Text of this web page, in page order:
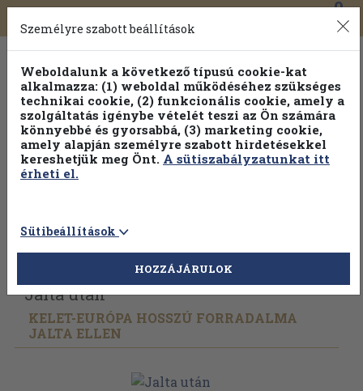
Toggle
navigation
0
Vissza az előző oldalra Válasszon példányt
Jalta után
KELET-EURÓPA HOSSZÚ FORRADALMA
JALTA ELLEN
Személyre szabott beállítások
Weboldalunk a következő típusú cookie-kat
alkalmazza: (1) weboldal működéséhez szükséges
technikai cookie, (2) funkcionális cookie, amely a
szolgáltatás igénybe vételét teszi az Ön számára
könnyebbé és gyorsabbá, (3) marketing cookie,
amely alapján személyre szabott hirdetésekkel
kereshetjük meg Önt. A sütiszabályzatunkat itt
érheti el.
Sütibeállítások
HOZZÁJÁRULOK